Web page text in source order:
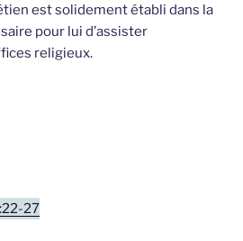
est solidement établi dans la
pour lui d’assister
religieux.
27